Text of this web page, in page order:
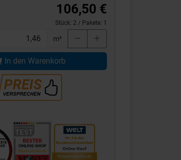
106,50 €
Stück: 2 / Pakete: 1
m²
In den Warenkorb